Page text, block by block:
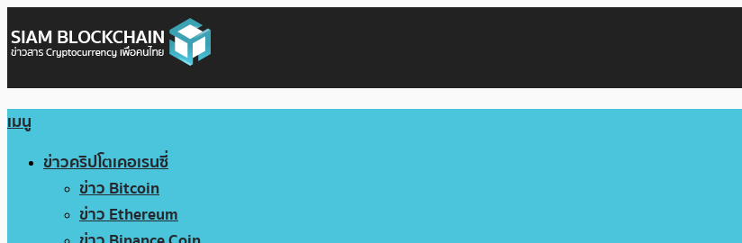
เมนู
ข่าวคริปโตเคอเรนซี่
ข่าว Bitcoin
ข่าว Ethereum